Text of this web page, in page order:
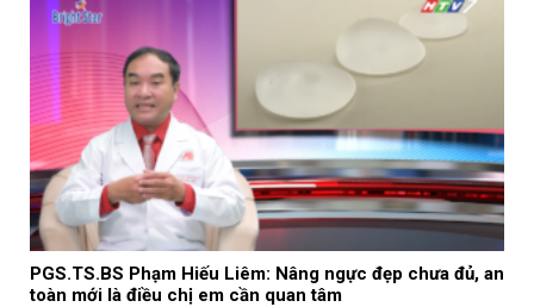
PGS.TS.BS Phạm Hiếu Liêm: Nâng ngực đẹp chưa đủ, an
toàn mới là điều chị em cần quan tâm